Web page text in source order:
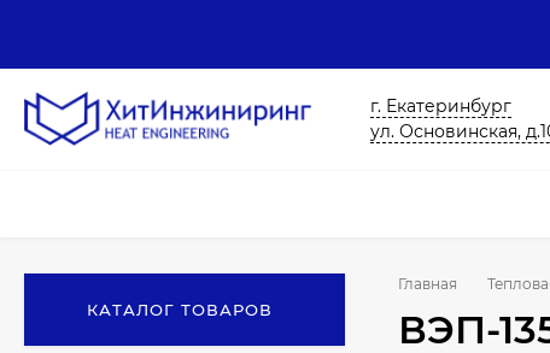
г. Екатеринбург
ул. Основинская,
КАТАЛОГ ТОВАРОВ
Главная
ВЭП-